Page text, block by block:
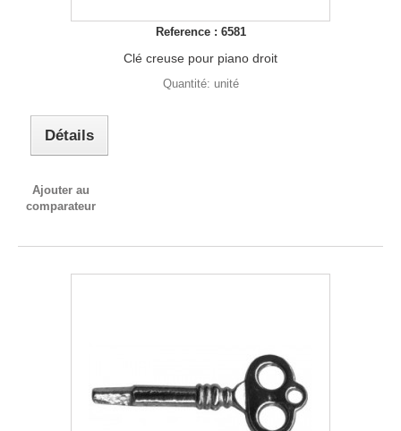
Reference : 6581
Clé creuse pour piano droit
Quantité: unité
Détails
Ajouter au
comparateur